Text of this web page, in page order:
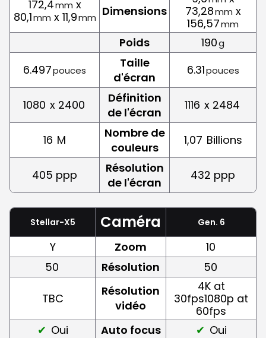
172,4mm x
80,1mm x 11,9mm Dimensions
73,28mm x
156,57mm
Poids 190g
6.497pouces
Taille
d'écran
6.31pouces
1080 x 2400
Définition
de l'écran
1116 x 2484
16 M
Nombre de
couleurs
1,07 Billions
405 ppp
Résolution
de l'écran
432 ppp
Stellar-X5 Caméra Gen. 6
Y Zoom
10
50
Résolution 50
TBC
Résolution
vidéo
4K at
30fps1080p at
60fps
Oui
Auto focus
Oui